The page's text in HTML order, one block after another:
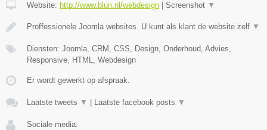
Website: http://www.blun.nl/webdesign Screenshot ▼
Proffessionele Joomla websites. U kunt als klant de website zelf ▼
Diensten: Joomla, CRM, CSS, Design, Onderhoud, Advies,
Responsive, HTML, Webdesign
Er wordt gewerkt op afspraak.
Laatste tweets ▼ Laatste facebook posts ▼
Sociale media: